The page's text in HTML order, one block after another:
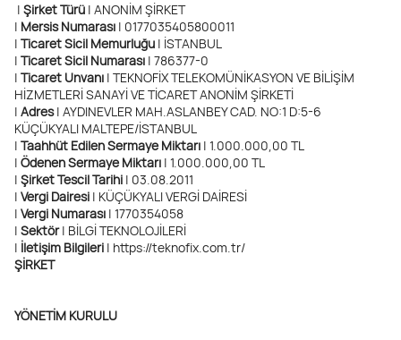
| Şirket Türü | ANONİM ŞİRKET
| Mersis Numarası | 0177035405800011
| Ticaret Sicil Memurluğu | İSTANBUL
| Ticaret Sicil Numarası | 786377-0
| Ticaret Unvanı | TEKNOFİX TELEKOMÜNİKASYON VE BİLİŞİM
HİZMETLERİ SANAYİ VE TİCARET ANONİM ŞİRKETİ
| Adres| AYDINEVLER MAH.ASLANBEY CAD. NO:1 D:5-6
KÜÇÜKYALI MALTEPE/İSTANBUL
| Taahhüt Edilen Sermaye Miktarı | 1.000.000,00 TL
| Ödenen Sermaye Miktarı | 1.000.000,00 TL
| Şirket Tescil Tarihi | 03.08.2011
| Vergi Dairesi | KÜÇÜKYALI VERGİ DAİRESİ
| Vergi Numarası | 1770354058
| Sektör| BİLGİ TEKNOLOJİLERİ
| İletişim Bilgileri | https://teknofix.com.tr/
ŞİRKET
YÖNETİM KURULU